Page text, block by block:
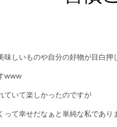
しいものや自分の好物が目白押
www
ていて楽しかったのですが
て幸せだなぁと単純な私であり